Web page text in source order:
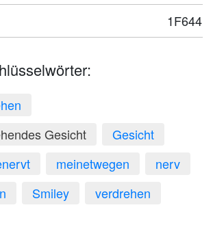
1F644
Gesicht
Gesicht
meinetwegen
nerv
Smiley
verdrehen